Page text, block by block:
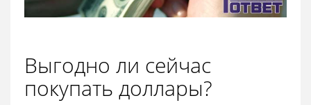
Выгодно ли сейчас
покупать доллары?